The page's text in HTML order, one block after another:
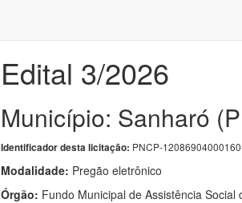
Edital 3/2026
Município: Sanharó
Identificador desta licitação: PNCP-
Modalidade: Pregão eletrônico
Órgão: Fundo Municipal de Assistência Social